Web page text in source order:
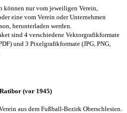
können nur vom jeweiligen Verein,
eine vom Verein oder Unternehmen
herunterladen werden.
sind 4 verschiedene Vektorgrafikformate
und 3 Pixelgrafikformate (JPG, PNG,
(vor 1945)
aus dem Fußball-Bezirk Oberschlesien.